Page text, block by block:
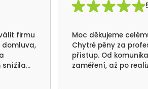
firmu
domluva,
snížila
Moc děkujeme
Chytré pěny za
přístup. Od
zaměření, až po